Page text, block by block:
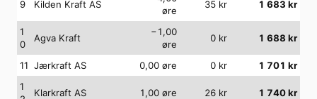
9 Kilden Kraft AS
øre
35 kr 1 683 kr
1
0
Agva Kraft
−1,00
øre
0 kr 1 688 kr
11 Jærkraft AS 0,00 øre 0 kr 1 701 kr
1
Klarkraft AS 1,00 øre 26 kr 1 740kr